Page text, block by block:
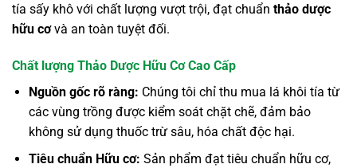
tía sấy khô với chất lượng vượt trội, đạt chuẩn thảo dược
hữu cơvà an toàn tuyệt đối.
Chất lượng Thảo Dược Hữu Cơ Cao Cấp
Nguồn gốc rõ ràng: Chúng tôi chỉ thu mua lá khôi tía từ
các vùng trồng được kiểm soát chặt chẽ, đảm bảo
không sử dụng thuốc trừ sâu, hóa chất độc hại.
Tiêu chuẩn Hữu cơ: Sản phẩm đạt tiêu chuẩn hữu cơ,